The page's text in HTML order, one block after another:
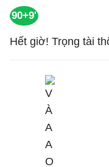
90+9'
Hết giờ! Trọng tài